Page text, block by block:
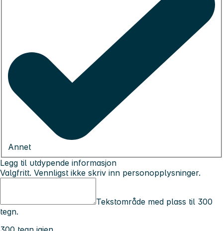
Annet
Legg til utdypende informasjon
Valgfritt. Vennligst ikke skriv inn personopplysninger.
Tekstområde med plass til 300
tegn.